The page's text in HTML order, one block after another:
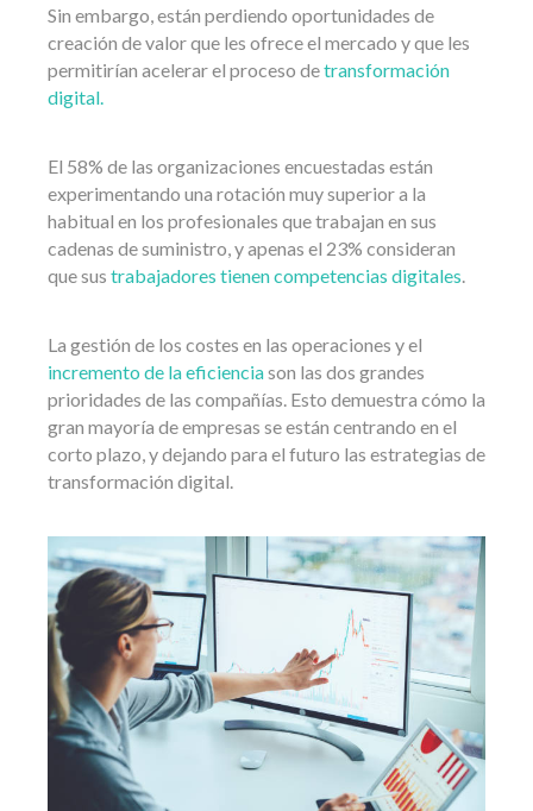
Sin embargo, están perdiendo oportunidades de
creación de valor que les ofrece el mercado y que les
permitirían acelerar el proceso detransformación
digital.
El 58% de las organizaciones encuestadas están
experimentando una rotación muy superior a la
habitual en los profesionales que trabajan en sus
cadenas de suministro, y apenas el 23% consideran
que sus trabajadores tienen competencias digitales
La gestión de los costes en las operaciones y el
incremento de la eficienciason las dos grandes
prioridades de las compañías. Esto demuestra cómo la
gran mayoría de empresas se están centrando en el
corto plazo, y dejando para el futuro las estrategias de
transformación digital.